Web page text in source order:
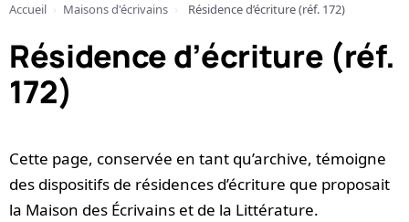
Accueil › Maisons d'écrivains › Résidence d’écriture (réf. 172)
Résidence d’écriture (réf.
172)
Cette page, conservée en tant qu’archive, témoigne
des dispositifs de résidences d’écriture que proposait
la Maison des Écrivains et de la Littérature.